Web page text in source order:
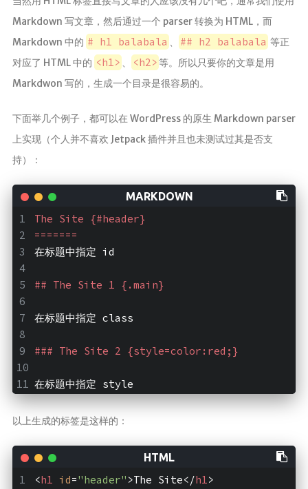
Markdown 写文章，然后通过一个 parser 转换为 HTML，而
Markdown 中的 # h1 balabala 、 ## h2 balabala 等正
对应了 HTML 中的 <h1> 、 <h2>等。所以只要你的文章是用
Markdwon 写的，生成一个目录是很容易的。
下面举几个例子，都可以在 WordPress 的原生 Markdown parser
上实现（个人并不喜欢 Jetpack 插件并且也未测试过其是否支
持）：
The Site {#header}
=======
在标题中指定 id
## The Site 1 {.main}
在标题中指定 class
### The Site 2 {style=color:red;}
在标题中指定 style
以上生成的标签是这样的：
<h1 id="header" >The Site</h1>
APP
小森林
2018